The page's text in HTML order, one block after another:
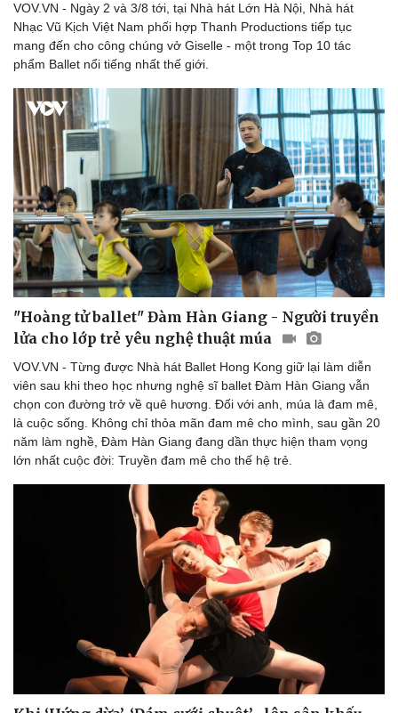
Thông tin doanh nghiệp
Vì cộng đồng
Công nghệ
Sành điệu
Tin Công nghệ
Trải nghiệm
Chuyển đổi số
VOV.VN - Ngày 2 và 3/8 tới, tại Nhà hát Lớn Hà Nội, Nhà hát
Nhạc Vũ Kịch Việt Nam phối hợp Thanh Productions tiếp tục
mang đến cho công chúng vở Giselle - một trong Top 10 tác
phẩm Ballet nổi tiếng nhất thế giới.
"Hoàng tử ballet" Đàm Hàn Giang - Người truyền
lửa cho lớp trẻ yêu nghệ thuật múa
VOV.VN - Từng được Nhà hát Ballet Hong Kong giữ lại làm diễn
viên sau khi theo học nhưng nghệ sĩ ballet Đàm Hàn Giang vẫn
chọn con đường trở về quê hương. Đối với anh, múa là đam mê,
là cuộc sống. Không chỉ thỏa mãn đam mê cho mình, sau gần 20
năm làm nghề, Đàm Hàn Giang đang dần thực hiện tham vọng
lớn nhất cuộc đời: Truyền đam mê cho thế hệ trẻ.